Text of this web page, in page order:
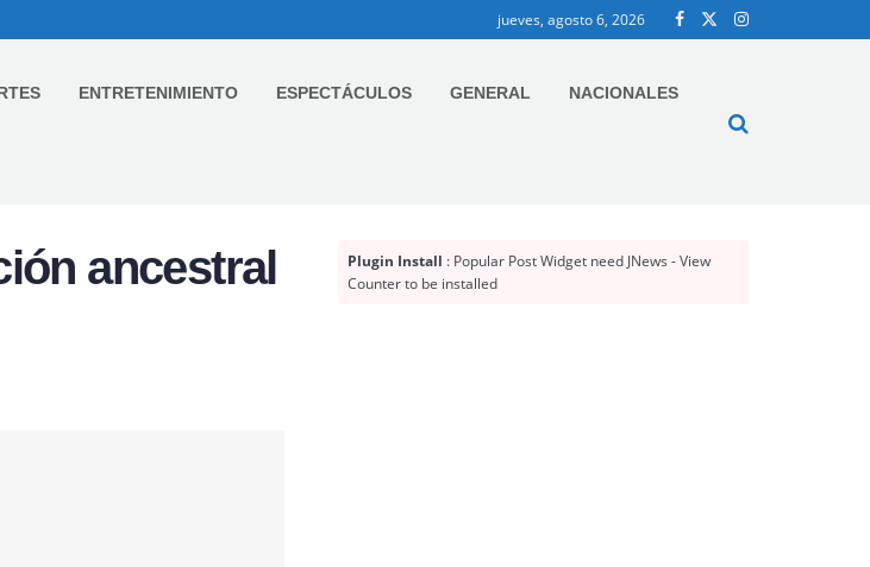
jueves, agosto 6, 2026
ENTRETENIMIENTO ESPECTÁCULOS GENERAL NACIONALES
ancestral
Plugin Install : Popular Post Widget need JNews - View
Counter to be installed